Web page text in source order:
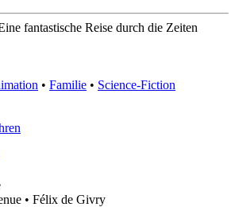
fantastische Reise durch die Zeiten
• Familie • Science-Fiction
• Félix de Givry